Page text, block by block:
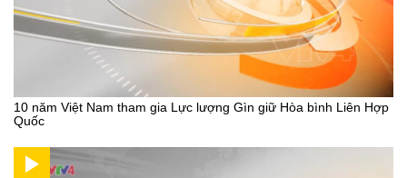
10 năm Việt Nam tham gia Lực lượng Gìn giữ Hòa bình Liên Hợp
Quốc